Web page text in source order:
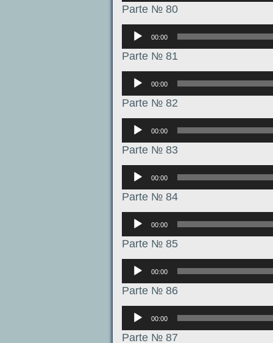
Parte № 80
Аудиоплеер
00:00
Parte № 81
Аудиоплеер
00:00
Parte № 82
Аудиоплеер
00:00
Parte № 83
Аудиоплеер
00:00
Parte № 84
Аудиоплеер
00:00
Parte № 85
Аудиоплеер
00:00
Parte № 86
Аудиоплеер
00:00
Parte № 87